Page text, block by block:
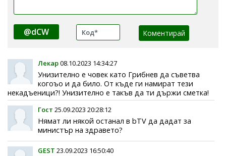
@dCW
Лекар08.10.2023 14:34:27
Унизително е човек като Грибнев да съветва
когоъо и да било. От къде ги намират тези
некадъеници?! Унизително е такъв да ти държи сметка!
Гост 25.09.2023 20:28:12
Нямат ли някой останал в bTV да дадат за
министър на здравето?
GEST 23.09.2023 16:50:40